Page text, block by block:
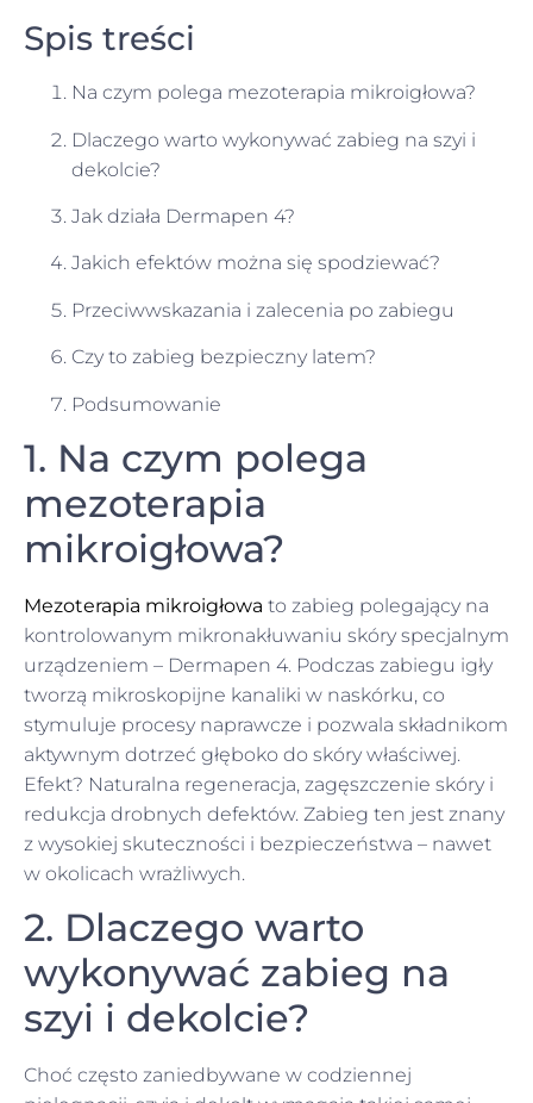
Spis treści
Na czym polega mezoterapia mikroigłowa?
Dlaczego warto wykonywać zabieg na szyi i
dekolcie?
Jak działa Dermapen 4?
Jakich efektów można się spodziewać?
Przeciwwskazania i zalecenia po zabiegu
Czy to zabieg bezpieczny latem?
Podsumowanie
1. Na czym polega
mezoterapia
mikroigłowa?
Mezoterapia mikroigłowa to zabieg polegający na
kontrolowanym mikronakłuwaniu skóry specjalnym
urządzeniem – Dermapen 4. Podczas zabiegu igły
tworzą mikroskopijne kanaliki w naskórku, co
stymuluje procesy naprawcze i pozwala składnikom
aktywnym dotrzeć głęboko do skóry właściwej.
Efekt? Naturalna regeneracja, zagęszczenie skóry i
redukcja drobnych defektów. Zabieg ten jest znany
z wysokiej skuteczności i bezpieczeństwa – nawet
w okolicach wrażliwych.
2. Dlaczego warto
wykonywać zabieg na
szyi i dekolcie?
Choć często zaniedbywane w codziennej